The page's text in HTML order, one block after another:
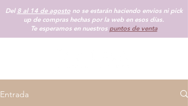
Del 8 al 14 de agostono se estarán haciendo envios ni pick
up de compras hechas por la web en esos días.
Te esperamos en nuestros puntos de venta
Entrada